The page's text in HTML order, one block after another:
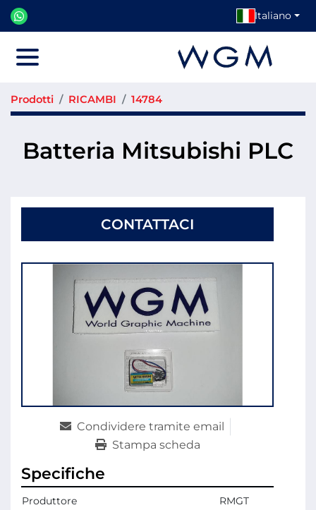
Italiano
Prodotti RICAMBI 14784
Batteria Mitsubishi PLC
CONTATTACI
Condividere tramite email
Stampa scheda
Specifiche
Produttore
RMGT